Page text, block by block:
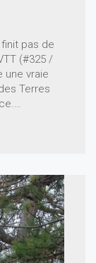
pas de
(#325 /
une vraie
Terres